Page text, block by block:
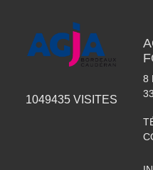
1049435VISITES
8